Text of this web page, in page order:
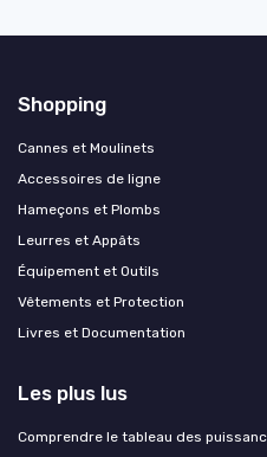
Shopping
Cannes et Moulinets
Accessoires de ligne
Hameçons et Plombs
Leurres et Appâts
Équipement et Outils
Vêtements et Protection
Livres et Documentation
Les plus lus
Comprendre le tableau des